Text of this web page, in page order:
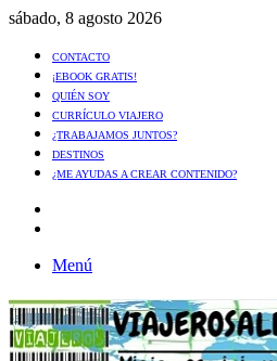
sábado, 8 agosto 2026
CONTACTO
¡EBOOK GRATIS!
QUIÉN SOY
CURRÍCULO VIAJERO
¿TRABAJAMOS JUNTOS?
DESTINOS
¿ME AYUDAS A CREAR CONTENIDO?
Menú